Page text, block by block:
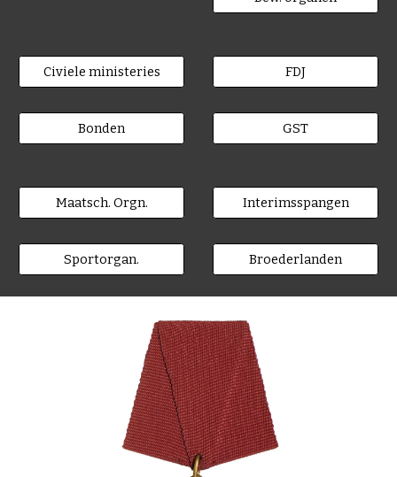
Civiele ministeries
Bonden
FDJ
GST
Maatsch. Orgn.
Sportorgan.
Interimsspangen
Broederlanden